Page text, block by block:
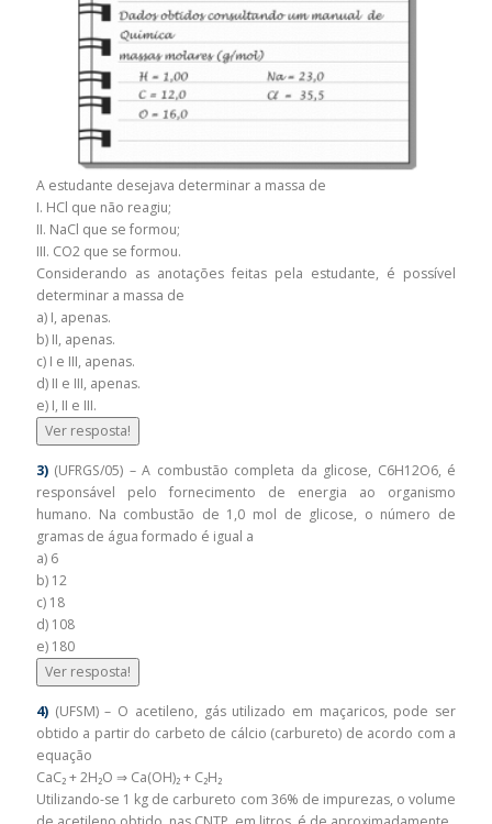
A estudante desejava determinar a massa de
I. HCl que não reagiu;
II. NaCl que se formou;
III. CO2 que se formou.
Considerando as anotações feitas pela estudante, é possível
determinar a massa de
a) I, apenas.
b) II, apenas.
c) I e III, apenas.
d) II e III, apenas.
e) I, II e III.
Ver resposta!
3) (UFRGS/05) – A combustão completa da glicose, C6H12O6, é
responsável pelo fornecimento de energia ao organismo
humano. Na combustão de 1,0 mol de glicose, o número de
gramas de água formado é igual a
a) 6
b) 12
c) 18
d) 108
e) 180
Ver resposta!
4) (UFSM) – O acetileno, gás utilizado em maçaricos, pode ser
obtido a partir do carbeto de cálcio (carbureto) de acordo com a
equação
CaC₂ + 2H₂O ⇒ Ca(OH)₂ + C₂H₂
Utilizando-se 1 kg de carbureto com 36% de impurezas, o volume